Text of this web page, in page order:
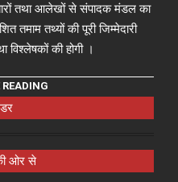
तथा आलेखों से संपादक मंडल का
तमाम तथ्यों की पूरी जिम्मेदारी
की होगी ।
ओर से